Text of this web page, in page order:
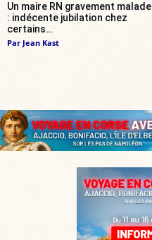
Un maire RN gravement malade
: indécente jubilation chez
certains…
Par Jean Kast